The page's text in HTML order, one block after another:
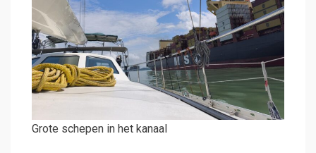
Grote schepen in het kanaal